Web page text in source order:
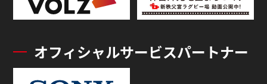
オフィシャルサービスパートナー